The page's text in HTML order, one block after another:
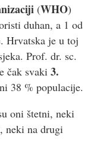
(WHO)
duhan, a 1 od
Hrvatska je u toj
Prof. dr. sc.
čak svaki 3.
38 % populacije.
oni štetni, neki
neki na drugi